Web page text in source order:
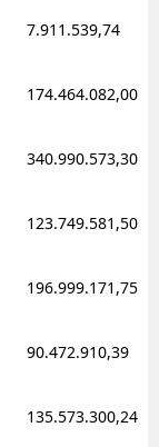
7.911.539,74
174.464.082,00
340.990.573,30
123.749.581,50
196.999.171,75
90.472.910,39
135.573.300,24